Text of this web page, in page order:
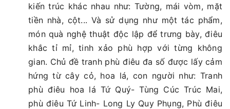
kiến trúc khác nhau như: Tường, mái vòm, mặt
tiền nhà, cột... Và sử dụng như một tác phẩm,
món quà nghệ thuật độc lập để trưng bày, điêu
khắc tỉ mỉ, tinh xảo phù hợp với từng không
gian. Chủ đề tranh phù điêu đa số được lấy cảm
hứng từ cây cỏ, hoa lá, con người như: Tranh
phù điêu hoa lá Tứ Quý- Tùng Cúc Trúc Mai,
phù điêu Tứ Linh- Long Ly Quy Phụng, Phù điêu